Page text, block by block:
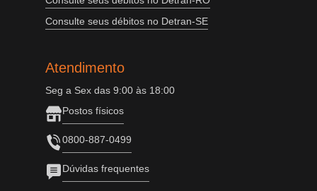
Consulte seus débitos no Detran-SE
Atendimento
Seg a Sex das 9:00 às 18:00
Postos físicos
0800-887-0499
Dúvidas frequentes